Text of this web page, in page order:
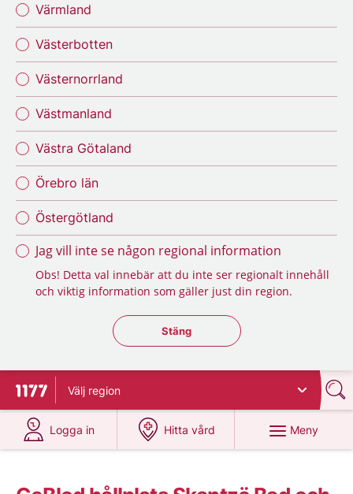
Värmland
Västerbotten
Västernorrland
Västmanland
Västra Götaland
Örebro län
Östergötland
Jag vill inte se någon regional information
Obs! Detta val innebär att du inte ser regionalt innehåll
och viktig information som gäller just din region.
Stäng regionsväljaren
Stäng
Till startsidan för 1177
Välj region
Logga in
på 1177.se
Hitta vård
på 1177.se
Meny